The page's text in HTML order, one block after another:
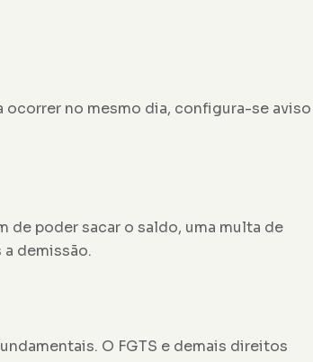
no mesmo dia, configura-se aviso
de poder sacar o saldo, uma multa de
demissão.
O FGTS e demais direitos